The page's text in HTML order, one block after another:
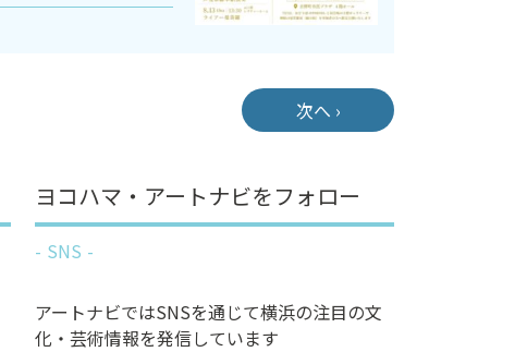
次へ ›
ヨコハマ・アートナビをフォロー
SNS
アートナビではSNSを通じて横浜の注目の文
化・芸術情報を発信しています